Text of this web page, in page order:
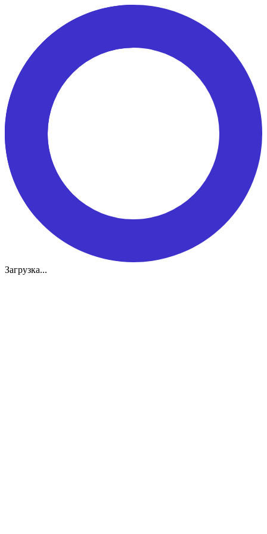
Загрузка...